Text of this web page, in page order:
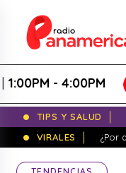
- 4:00PM
TIPS Y SALUD
VIRALES
¿Por